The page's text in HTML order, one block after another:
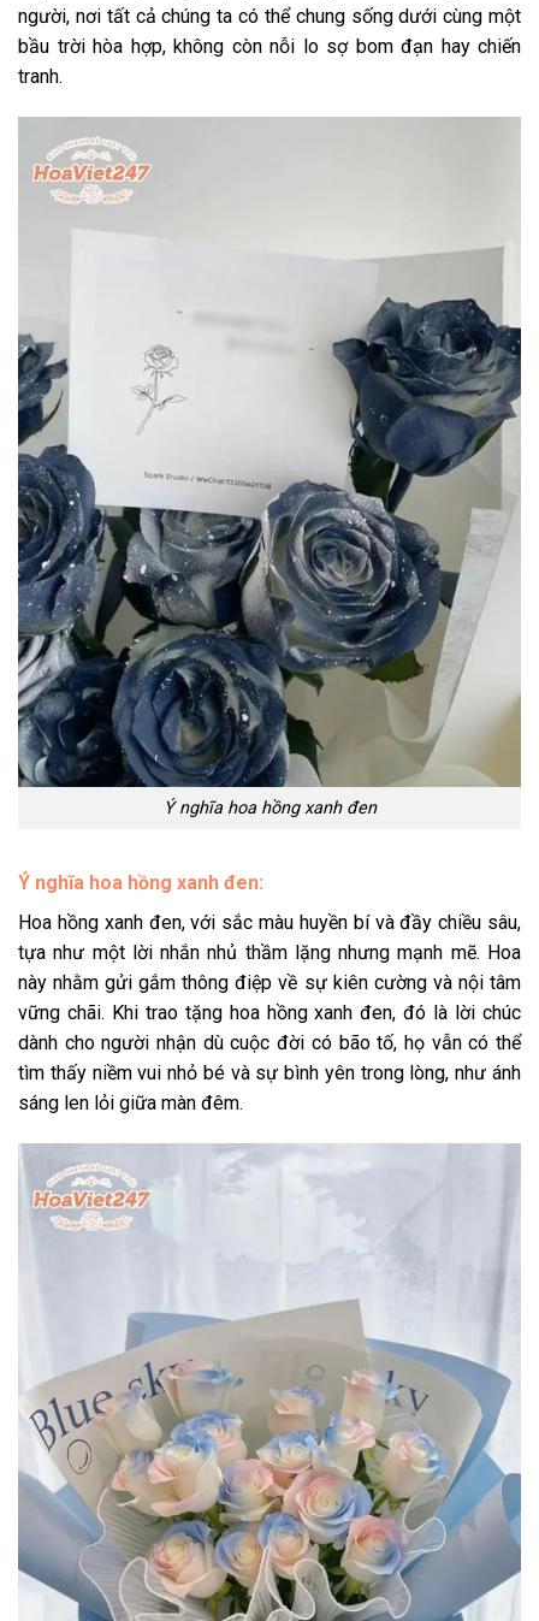
người, nơi tất cả chúng ta có thể chung sống dưới cùng một
bầu trời hòa hợp, không còn nỗi lo sợ bom đạn hay chiến
tranh.
Ý nghĩa hoa hồng xanh đen
Ý nghĩa hoa hồng xanh đen:
Hoa hồng xanh đen, với sắc màu huyền bí và đầy chiều sâu,
tựa như một lời nhắn nhủ thầm lặng nhưng mạnh mẽ. Hoa
này nhằm gửi gắm thông điệp về sự kiên cường và nội tâm
vững chãi. Khi trao tặng hoa hồng xanh đen, đó là lời chúc
dành cho người nhận dù cuộc đời có bão tố, họ vẫn có thể
tìm thấy niềm vui nhỏ bé và sự bình yên trong lòng, như ánh
sáng len lỏi giữa màn đêm.